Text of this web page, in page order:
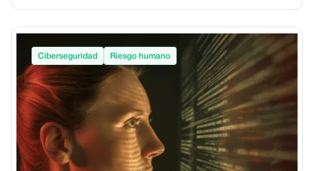
Ciberseguridad Riesgo humano